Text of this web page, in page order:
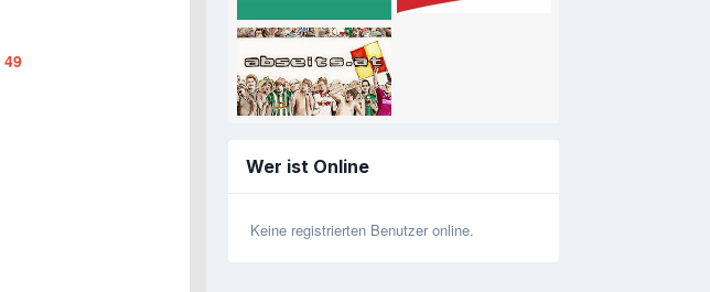
49
Wer ist Online
Keine registrierten Benutzer online.